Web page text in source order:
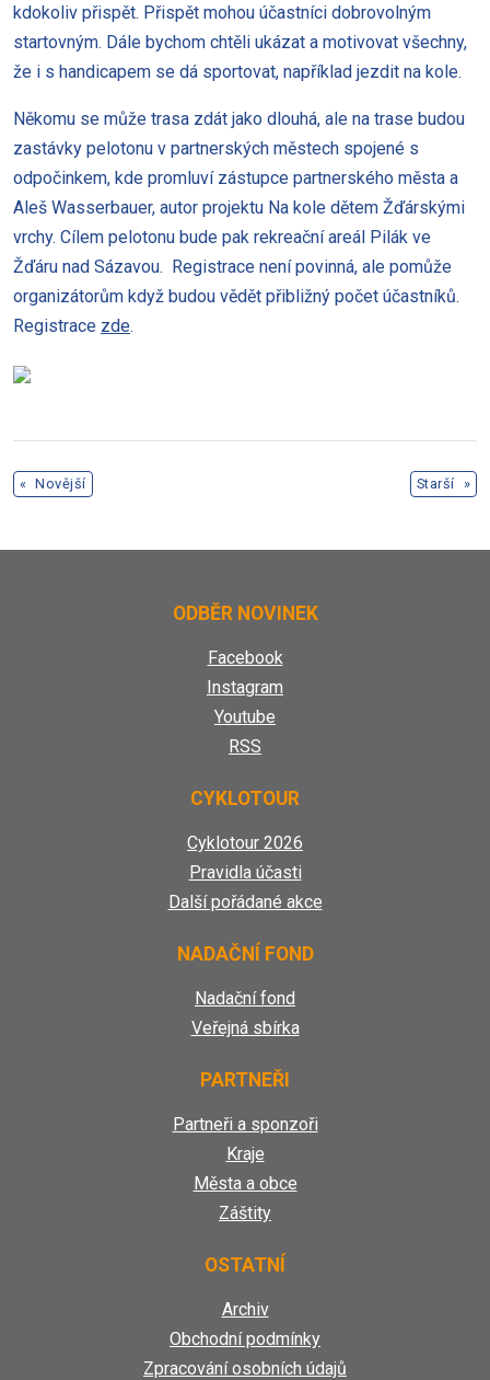
kdokoliv přispět. Přispět mohou účastníci dobrovolným
startovným. Dále bychom chtěli ukázat a motivovat všechny,
že i s handicapem se dá sportovat, například jezdit na kole.
Někomu se může trasa zdát jako dlouhá, ale na trase budou
zastávky pelotonu v partnerských městech spojené s
odpočinkem, kde promluví zástupce partnerského města a
Aleš Wasserbauer, autor projektu Na kole dětem Žďárskými
vrchy. Cílem pelotonu bude pak rekreační areál Pilák ve
Žďáru nad Sázavou. Registrace není povinná, ale pomůže
organizátorům když budou vědět přibližný počet účastníků.
Registrace zde.
« Novější Starší »
ODBĚR NOVINEK
Facebook
Instagram
Youtube
RSS
CYKLOTOUR
Cyklotour 2026
Pravidla účasti
Další pořádané akce
NADAČNÍ FOND
Nadační fond
Veřejná sbírka
PARTNEŘI
Partneři a sponzoři
Kraje
Města a obce
Záštity
OSTATNÍ
Archiv
Obchodní podmínky
Zpracování osobních údajů